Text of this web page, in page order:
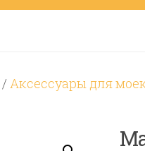
/ Аксессуары для